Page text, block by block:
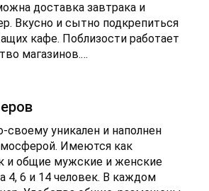
доставка завтрака и
Вкусно и сытно подкрепиться
кафе. Поблизости работает
магазинов.
составляет 18 км, до
и объектов
как общественным
вызвать такси.
уникален и наполнен
Имеются как
и общие мужские и женские
4, 6 и 14 человек. В каждом